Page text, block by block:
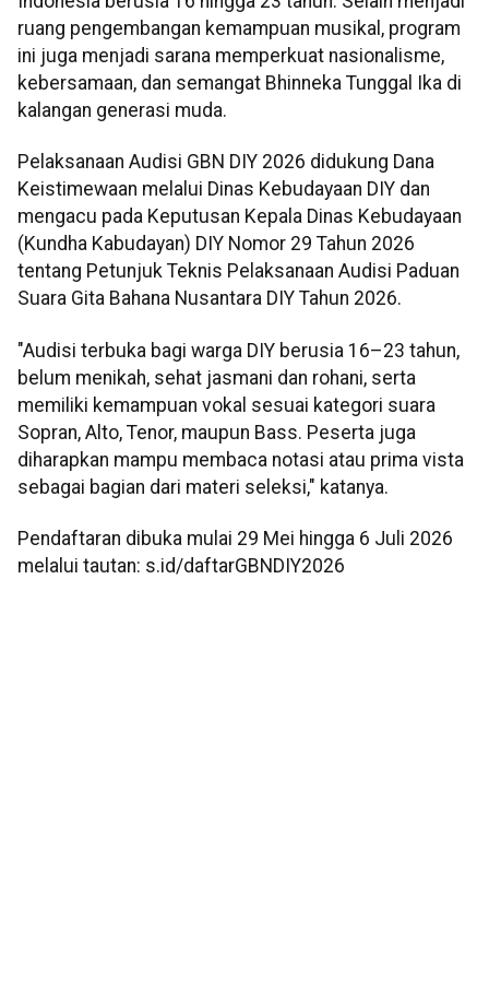
ruang pengembangan kemampuan musikal, program
ini juga menjadi sarana memperkuat nasionalisme,
kebersamaan, dan semangat Bhinneka Tunggal Ika di
kalangan generasi muda.
Pelaksanaan Audisi GBN DIY 2026 didukung Dana
Keistimewaan melalui Dinas Kebudayaan DIY dan
mengacu pada Keputusan Kepala Dinas Kebudayaan
(Kundha Kabudayan) DIY Nomor 29 Tahun 2026
tentang Petunjuk Teknis Pelaksanaan Audisi Paduan
Suara Gita Bahana Nusantara DIY Tahun 2026.
"Audisi terbuka bagi warga DIY berusia 16–23 tahun,
belum menikah, sehat jasmani dan rohani, serta
memiliki kemampuan vokal sesuai kategori suara
Sopran, Alto, Tenor, maupun Bass. Peserta juga
diharapkan mampu membaca notasi atau prima vista
sebagai bagian dari materi seleksi," katanya.
Pendaftaran dibuka mulai 29 Mei hingga 6 Juli 2026
melalui tautan: s.id/daftarGBNDIY2026